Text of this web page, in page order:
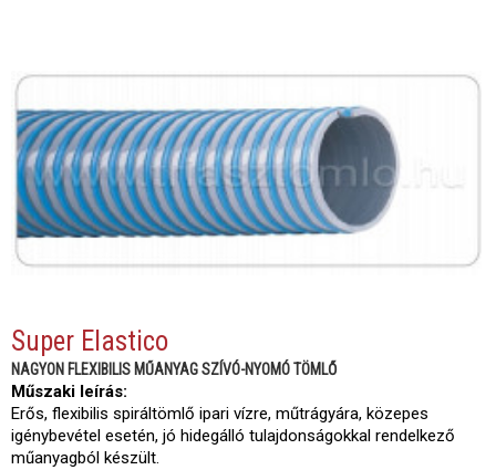
Super Elastico
NAGYON FLEXIBILIS MŰANYAG SZÍVÓ-NYOMÓ TÖMLŐ
Műszaki leírás:
Erős, flexibilis spiráltömlő ipari vízre, műtrágyára, közepes
igénybevétel esetén, jó hidegálló tulajdonságokkal rendelkező
műanyagból készült.